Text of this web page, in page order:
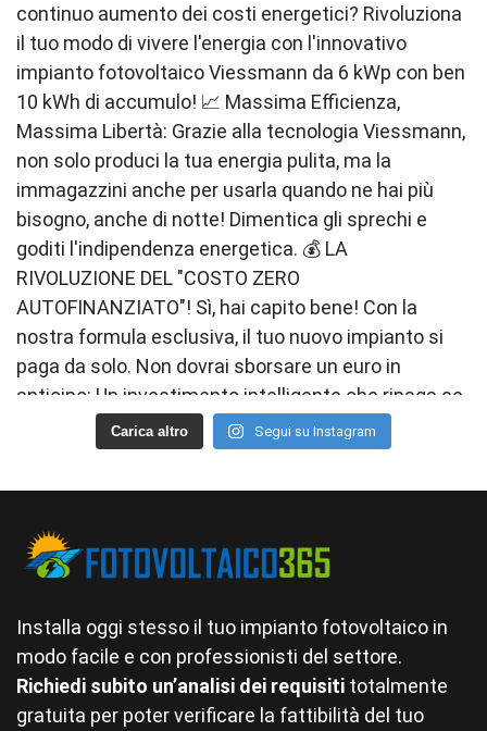
Carica altro Segui su Instagram
Installa oggi stesso il tuo impianto fotovoltaico in
modo facile e con professionisti del settore.
Richiedi subito un’analisi dei requisiti totalmente
gratuita per poter verificare la fattibilità del tuo